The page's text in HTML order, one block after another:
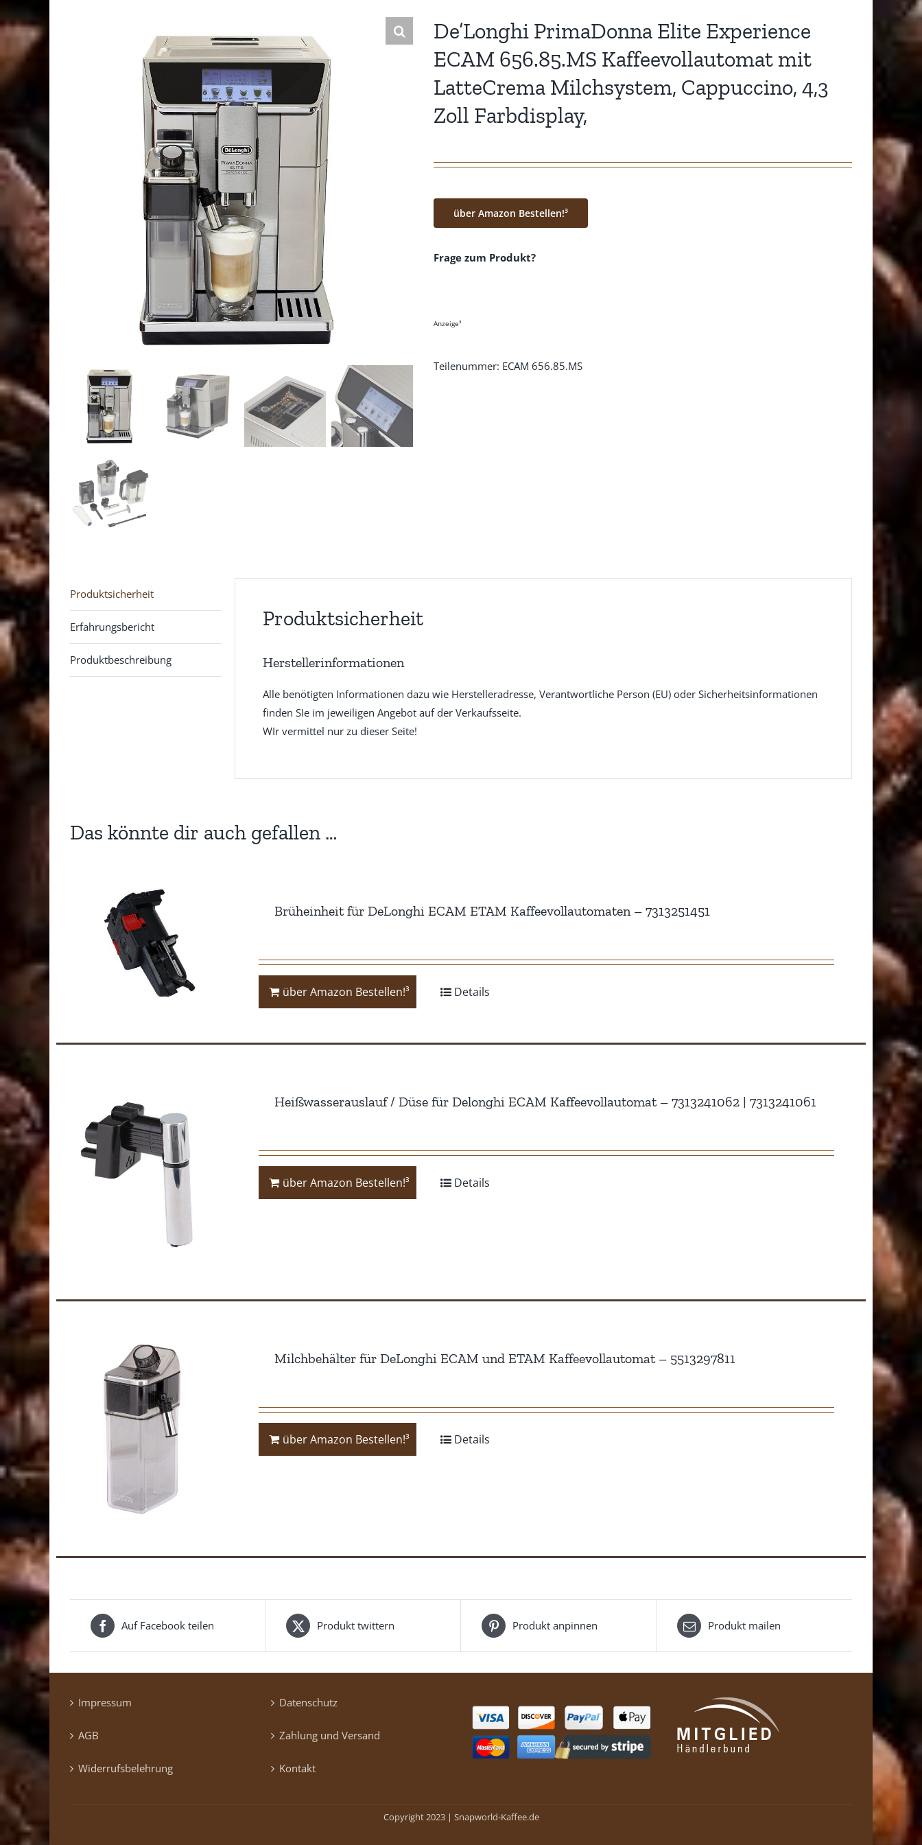
De’Longhi PrimaDonna Elite Experience
ECAM 656.85.MS Kaffeevollautomat mit
LatteCrema Milchsystem, Cappuccino, 4,3
Zoll Farbdisplay,
über Amazon Bestellen!³
Frage zum Produkt?
Anzeige³
Teilenummer: ECAM 656.85.MS
Produktsicherheit
Erfahrungsbericht
Produktbeschreibung
Produktsicherheit
Herstellerinformationen
Alle benötigten Informationen dazu wie Herstelleradresse, Verantwortliche Person (EU) oder Sicherheitsinformationen
finden SIe im jeweiligen Angebot auf der Verkaufsseite.
WIr vermittel nur zu dieser Seite!
Das könnte dir auch gefallen …
Brüheinheit für DeLonghi ECAM ETAM Kaffeevollautomaten – 7313251451
über Amazon Bestellen!³ Details
Heißwasserauslauf / Düse für Delonghi ECAM Kaffeevollautomat – 7313241062 | 7313241061
über Amazon Bestellen!³ Details
Milchbehälter für DeLonghi ECAM und ETAM Kaffeevollautomat – 5513297811
über Amazon Bestellen!³ Details
Auf Facebook teilen Produkt twittern Produkt anpinnen Produkt mailen
Impressum
AGB
Widerrufsbelehrung
Datenschutz
Zahlung und Versand
Kontakt
Copyright 2023 | Snapworld-Kaffee.de